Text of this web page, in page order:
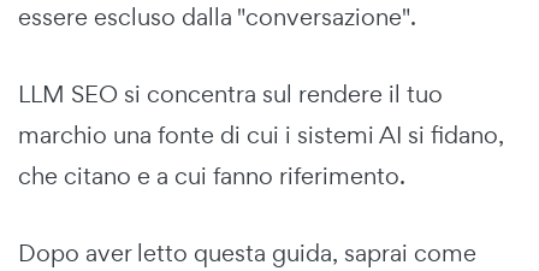
essere escluso dalla "conversazione".
LLM SEO si concentra sul rendere il tuo
marchio una fonte di cui i sistemi AI si fidano,
che citano e a cui fanno riferimento.
Dopo aver letto questa guida, saprai come